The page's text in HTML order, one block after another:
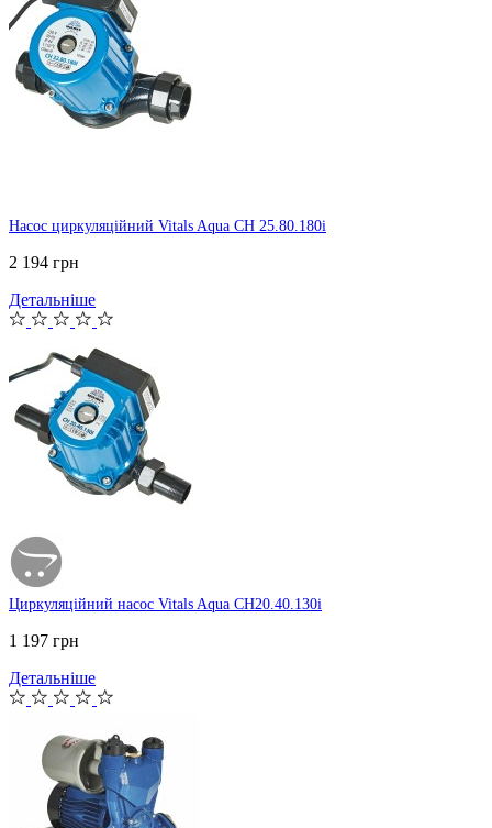
Насос циркуляційний Vitals Aqua CH 25.80.180i
2 194 грн
Детальніше
Циркуляційний насос Vitals Aqua CH20.40.130i
1 197 грн
Детальніше